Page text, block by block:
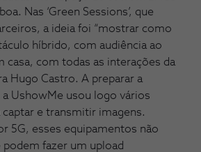
Nas ‘Green Sessions’, que
a ideia foi “mostrar como
híbrido, com audiência ao
casa, com todas as interações da
Hugo Castro. A preparar a
a UshowMe usou logo vários
e transmitir imagens.
5G, esses equipamentos não
fazer um upload